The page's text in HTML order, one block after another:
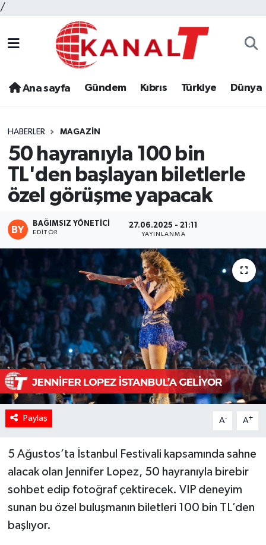
/
Ana sayfa Gündem Kıbrıs Türkiye Dünya
HABERLER MAGAZIN
50 hayranıyla 100 bin
TL'den başlayan biletlerle
özel görüşme yapacak
BAĞIMSIZ YÖNETICI
EDITÖR
27.06.2025 - 21:11
YAYINLANMA
Paylaş A- A+
5 Ağustos’ta İstanbul Festivali kapsamında sahne
alacak olan Jennifer Lopez, 50 hayranıyla birebir
sohbet edip fotoğraf çektirecek. VIP deneyim
sunan bu özel buluşmanın biletleri 100 bin TL’den
başlıyor.